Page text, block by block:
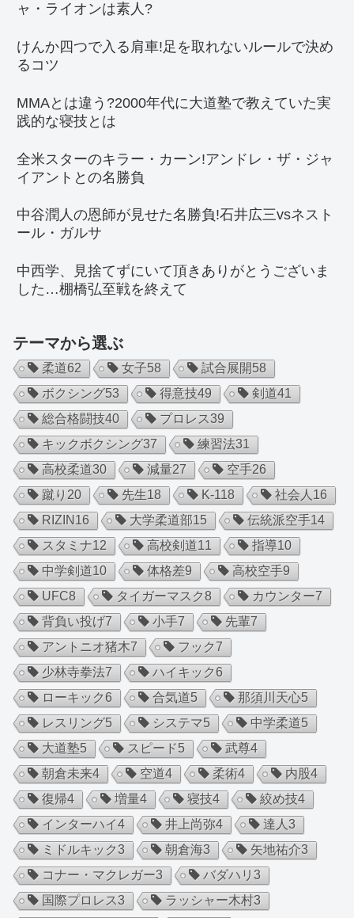
ャ・ライオンは素人?
けんか四つで入る肩車!足を取れないルールで決め
るコツ
MMAとは違う?2000年代に大道塾で教えていた実
践的な寝技とは
全米スターのキラー・カーン!アンドレ・ザ・ジャ
イアントとの名勝負
中谷潤人の恩師が見せた名勝負!石井広三vsネスト
ール・ガルサ
中西学、見捨てずにいて頂きありがとうございま
した…棚橋弘至戦を終えて
テーマから選ぶ
柔道62 女子58 試合展開58
ボクシング53 得意技49 剣道41
総合格闘技40 プロレス39
キックボクシング37 練習法31
高校柔道30 減量27 空手26
蹴り 20 先生18 K-118 社会人 16
RIZIN 16 大学柔道部15 伝統派空手14
スタミナ12 高校剣道11 指導10
中学剣道10 体格差9 高校空手9
UFC8 タイガーマスク8 カウンター7
背負い投げ7 小手7 先輩7
アントニオ猪木7 フック7
少林寺拳法7 ハイキック6
ローキック6 合気道5 那須川天心5
レスリング5 システマ5 中学柔道5
大道塾5 スピード5 武尊4
朝倉未来4 空道4 柔術4 内股4
復帰4 増量4 寝技4 絞め技4
インターハイ4 井上尚弥4 達人 3
ミドルキック3 朝倉海3 矢地祐介3
コナー・マクレガー3 バダハリ 3
国際プロレス3 ラッシャー木村3